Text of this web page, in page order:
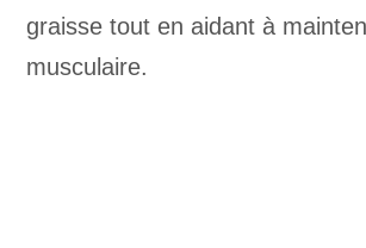
graisse tout en aidant à
musculaire.